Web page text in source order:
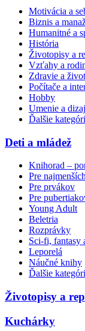
Motivácia a
Biznis a
Humanitné a
História
Životopisy a
Vzťahy a
Zdravie a
Počítače a
Hobby
Umenie a
Ďalšie
Deti a mládež
Knihorad –
Pre najmenších
Pre prvákov
Pre
Young Adult
Beletria
Rozprávky
Sci-fi, fantasy
Leporelá
Náučné knihy
Ďalšie
Životopisy a
Kuchárky